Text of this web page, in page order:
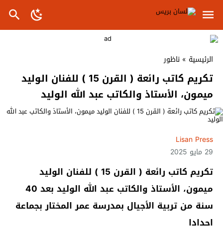
الرئيسية » ناظور
تكريم كاتب رائعة ( القرن 15 ) للفنان الوليد
ميمون، الأستاذ والكاتب عبد الله الوليد
Lisan Press
29 مايو 2025
تكريم كاتب رائعة ( القرن 15 ) للفنان الوليد
ميمون، الأستاذ والكاتب عبد الله الوليد بعد 40
سنة من تربية الأجيال بمدرسة عمر المختار بجماعة
احدادا